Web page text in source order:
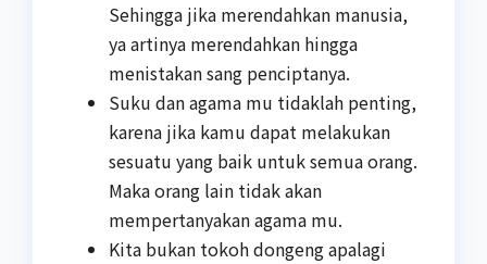
Sehingga jika merendahkan manusia,
ya artinya merendahkan hingga
menistakan sang penciptanya.
Suku dan agama mu tidaklah penting,
karena jika kamu dapat melakukan
sesuatu yang baik untuk semua orang.
Maka orang lain tidak akan
mempertanyakan agama mu.
Kita bukan tokoh dongeng apalagi